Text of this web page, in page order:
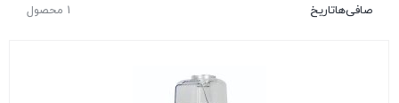
1 محصول صافی‌هاتاریخ